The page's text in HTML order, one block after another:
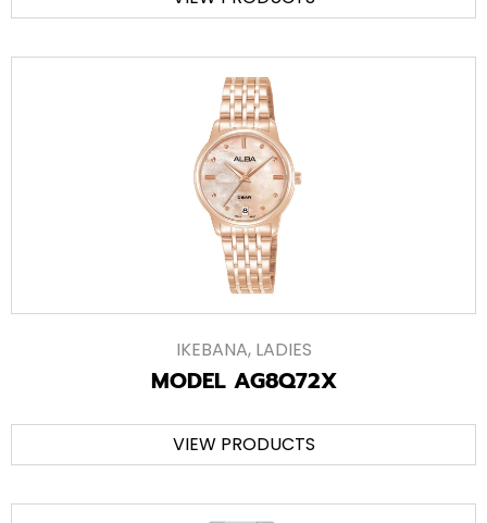
IKEBANA, LADIES
MODEL AG8Q72X
VIEW PRODUCTS